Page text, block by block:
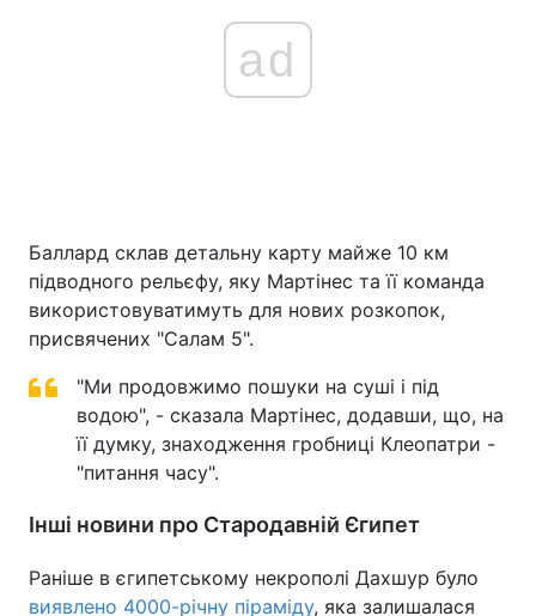
ad
Баллард склав детальну карту майже 10 км
підводного рельєфу, яку Мартінес та її команда
використовуватимуть для нових розкопок,
присвячених "Салам 5".
"Ми продовжимо пошуки на суші і під
водою", - сказала Мартінес, додавши, що, на
її думку, знаходження гробниці Клеопатри -
"питання часу".
Інші новини про Стародавній Єгипет
Раніше в єгипетському некрополі Дахшур було
виявлено 4000-річну піраміду, яка залишалася